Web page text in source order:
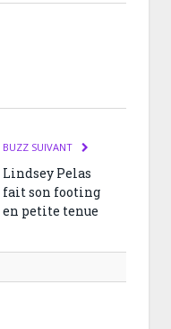
BUZZ SUIVANT
Lindsey Pelas
fait son footing
en petite tenue